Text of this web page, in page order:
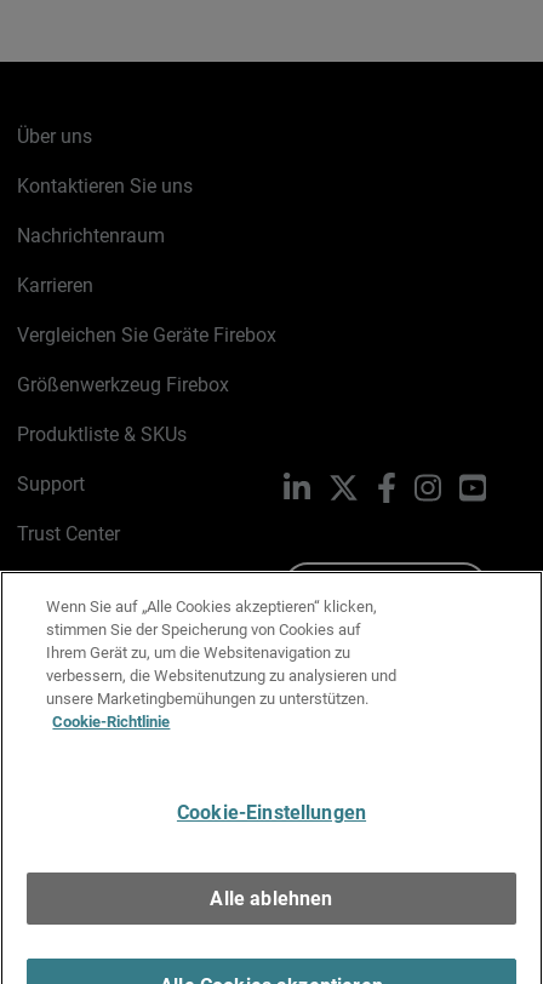
Über uns
Kontaktieren Sie uns
Nachrichtenraum
Karrieren
Vergleichen Sie Geräte Firebox
Größenwerkzeug Firebox
Produktliste & SKUs
Support
Trust Center
Cookie-Richtlinie
Datenschutzrichtlinie
Media & Brand Kit
LinkedIn FacebookInstagram
Wenn Sie auf „Alle Cookies akzeptieren“ klicken,
stimmen Sie der Speicherung von Cookies auf
Ihrem Gerät zu, um die Websitenavigation zu
verbessern, die Websitenutzung zu analysieren und
unsere Marketingbemühungen zu unterstützen.
Cookie-Richtlinie
Cookie-Einstellungen
Alle ablehnen